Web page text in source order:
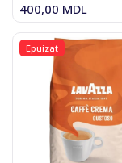
400,00 MDL
Epuizat